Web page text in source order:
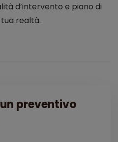
d’intervento e piano di
realtà.
preventivo